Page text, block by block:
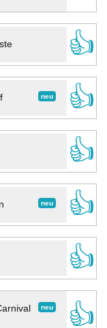
👍
neu
👍
👍
neu
👍
👍
neu
👍